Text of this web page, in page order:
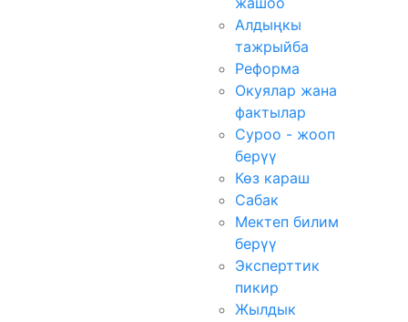
Алдыңкы
тажрыйба
Реформа
Окуялар жана
фактылар
Суроо - жооп
берүү
Көз караш
Сабак
Мектеп билим
берүү
Эксперттик
пикир
Жылдык